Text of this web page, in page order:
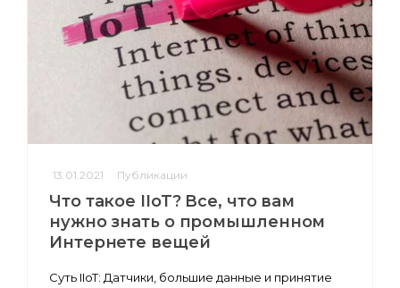
13.01.2021 Публикации
Что такое IIoT? Все, что вам
нужно знать о промышленном
Интернете вещей
Суть IIoT: Датчики, большие данные и принятие